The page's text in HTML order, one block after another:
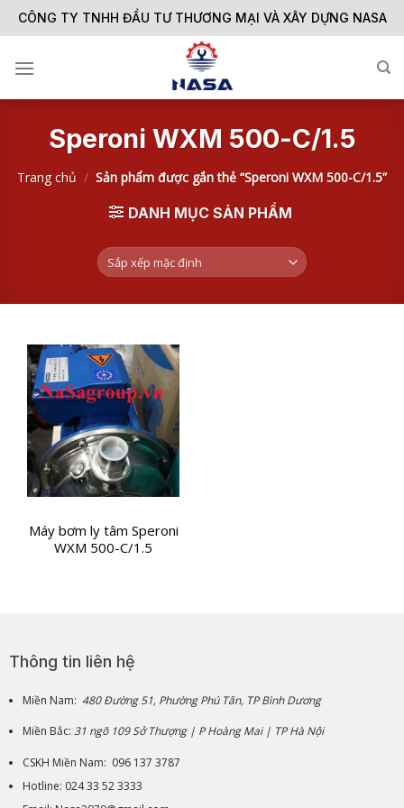
Skip
to
CÔNG TY TNHH ĐẦU TƯ THƯƠNG MẠI VÀ XÂY DỰNG NASA
Speroni WXM 500-C/1.5
Trang chủ / Sản phẩm được gắn thẻ “Speroni WXM 500-C/1.5”
DANH MỤC SẢN PHẨM
Máy bơm ly tâm Speroni
WXM 500-C/1.5
Thông tin liên hệ
Miền Nam: 480 Đường 51, Phường Phú Tân, TP Bình Dương
Miền Bắc: 31 ngõ 109 Sở Thượng | P Hoàng Mai | TP Hà Nội
CSKH Miền Nam: 096 137 3787
Hotline: 024 33 52 3333